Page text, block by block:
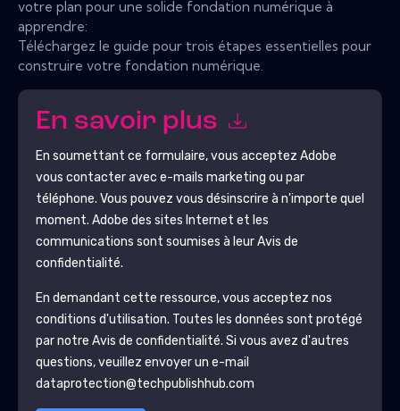
votre plan pour une solide fondation numérique à
apprendre:
Téléchargez le guide pour trois étapes essentielles pour
construire votre fondation numérique.
En savoir plus
En soumettant ce formulaire, vous acceptez Adobe
vous contacter avec e-mails marketing ou par
téléphone. Vous pouvez vous désinscrire à n'importe quel
moment. Adobe des sites Internet et les
communications sont soumises à leur Avis de
confidentialité.
En demandant cette ressource, vous acceptez nos
conditions d'utilisation. Toutes les données sont protégé
par notre Avis de confidentialité. Si vous avez d'autres
questions, veuillez envoyer un e-mail
dataprotection@techpublishhub.com